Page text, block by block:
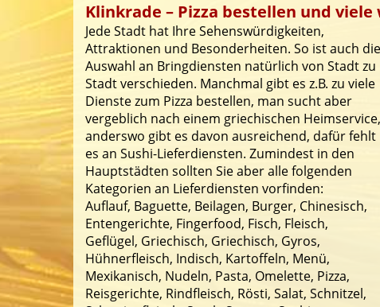
Klinkrade – Pizza bestellen und
Jede Stadt hat Ihre Sehenswürdigkeiten,
Attraktionen und Besonderheiten. So ist auch die
Auswahl an Bringdiensten natürlich von Stadt zu
Stadt verschieden. Manchmal gibt es z.B. zu viele
Dienste zum Pizza bestellen, man sucht aber
vergeblich nach einem griechischen Heimservice,
anderswo gibt es davon ausreichend, dafür fehlt
es an Sushi-Lieferdiensten. Zumindest in den
Hauptstädten sollten Sie aber alle folgenden
Kategorien an Lieferdiensten vorfinden:
Auflauf, Baguette, Beilagen, Burger, Chinesisch,
Entengerichte, Fingerfood, Fisch, Fleisch,
Geflügel, Griechisch, Griechisch, Gyros,
Hühnerfleisch, Indisch, Kartoffeln, Menü,
Mexikanisch, Nudeln, Pasta, Omelette, Pizza,
Reisgerichte, Rindfleisch, Rösti, Salat, Schnitzel,